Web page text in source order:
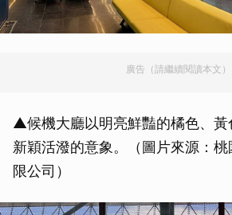
廣告（請繼續閱讀本文）
▲候機大廳以明亮鮮豔的橘色、黃
新穎活潑的意象。（圖片來源：
限公司）